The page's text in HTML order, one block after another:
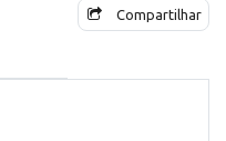
Compartilhar